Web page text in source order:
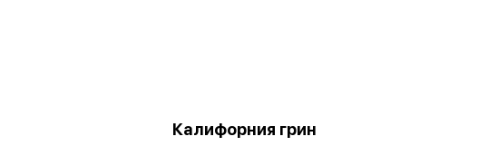
Калифорния грин